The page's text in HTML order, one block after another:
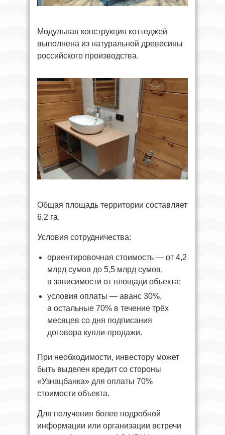
Модульная конструкция коттеджей
выполнена из натуральной древесины
российского производства.
Общая площадь территории составляет
6,2 га.
Условия сотрудничества:
ориентировочная стоимость — от 4,2
млрд сумов до 5,5 млрд сумов,
в зависимости от площади объекта;
условия оплаты — аванс 30%,
а остальные 70% в течение трёх
месяцев со дня подписания
договора купли-продажи.
При необходимости, инвестору может
быть выделен кредит со стороны
«Узнацбанка» для оплаты 70%
стоимости объекта.
Для получения более подробной
информации или организации встречи